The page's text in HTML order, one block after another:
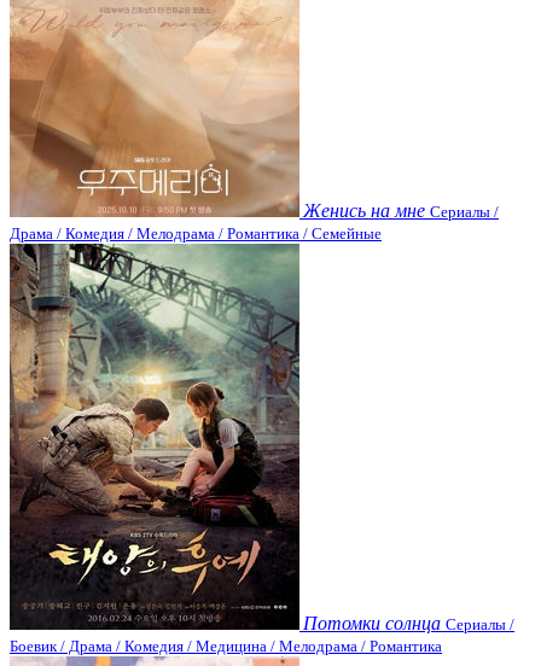
Женись на мне Сериалы /
Драма / Комедия / Мелодрама / Романтика / Семейные
Потомки солнца Сериалы /
Боевик / Драма / Комедия / Медицина / Мелодрама / Романтика